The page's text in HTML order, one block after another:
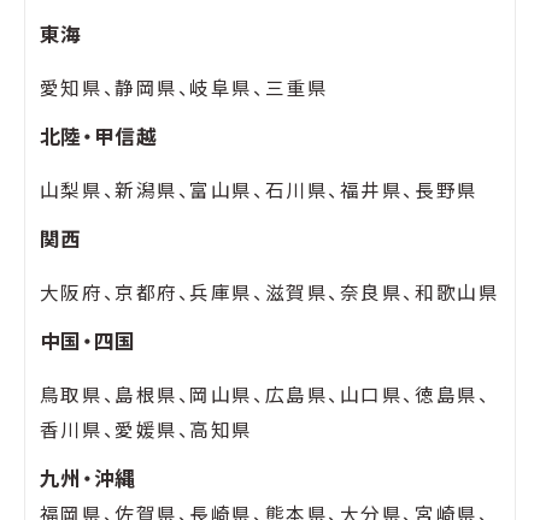
東海
愛知県、静岡県、岐阜県、三重県
北陸・甲信越
山梨県、新潟県、富山県、石川県、福井県、長野県
関西
大阪府、京都府、兵庫県、滋賀県、奈良県、和歌山県
中国・四国
鳥取県、島根県、岡山県、広島県、山口県、徳島県、
香川県、愛媛県、高知県
九州・沖縄
福岡県、佐賀県、長崎県、熊本県、大分県、宮崎県、